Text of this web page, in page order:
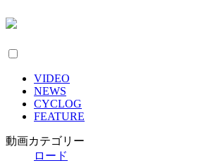
VIDEO
NEWS
CYCLOG
FEATURE
動画カテゴリー
ロード